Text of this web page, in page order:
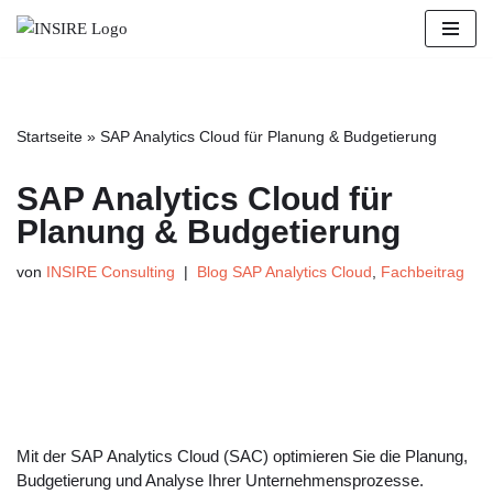
Startseite » SAP Analytics Cloud für Planung & Budgetierung
SAP Analytics Cloud für
Planung & Budgetierung
von INSIRE Consulting Blog SAP Analytics Cloud , Fachbeitrag
Mit der SAP Analytics Cloud (SAC) optimieren Sie die Planung,
Budgetierung und Analyse Ihrer Unternehmensprozesse.